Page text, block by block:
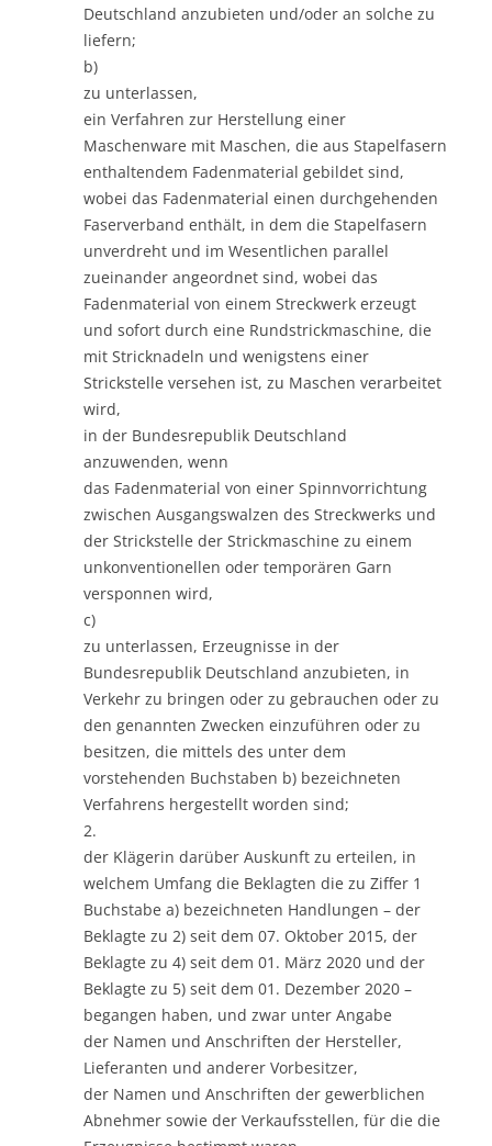
Deutschland anzubieten und/oder an solche zu
liefern;
b)
zu unterlassen,
ein Verfahren zur Herstellung einer
Maschenware mit Maschen, die aus Stapelfasern
enthaltendem Fadenmaterial gebildet sind,
wobei das Fadenmaterial einen durchgehenden
Faserverband enthält, in dem die Stapelfasern
unverdreht und im Wesentlichen parallel
zueinander angeordnet sind, wobei das
Fadenmaterial von einem Streckwerk erzeugt
und sofort durch eine Rundstrickmaschine, die
mit Stricknadeln und wenigstens einer
Strickstelle versehen ist, zu Maschen verarbeitet
wird,
in der Bundesrepublik Deutschland
anzuwenden, wenn
das Fadenmaterial von einer Spinnvorrichtung
zwischen Ausgangswalzen des Streckwerks und
der Strickstelle der Strickmaschine zu einem
unkonventionellen oder temporären Garn
versponnen wird,
c)
zu unterlassen, Erzeugnisse in der
Bundesrepublik Deutschland anzubieten, in
Verkehr zu bringen oder zu gebrauchen oder zu
den genannten Zwecken einzuführen oder zu
besitzen, die mittels des unter dem
vorstehenden Buchstaben b) bezeichneten
Verfahrens hergestellt worden sind;
2.
der Klägerin darüber Auskunft zu erteilen, in
welchem Umfang die Beklagten die zu Ziffer 1
Buchstabe a) bezeichneten Handlungen – der
Beklagte zu 2) seit dem 07. Oktober 2015, der
Beklagte zu 4) seit dem 01. März 2020 und der
Beklagte zu 5) seit dem 01. Dezember 2020 –
begangen haben, und zwar unter Angabe
der Namen und Anschriften der Hersteller,
Lieferanten und anderer Vorbesitzer,
der Namen und Anschriften der gewerblichen
Abnehmer sowie der Verkaufsstellen, für die die